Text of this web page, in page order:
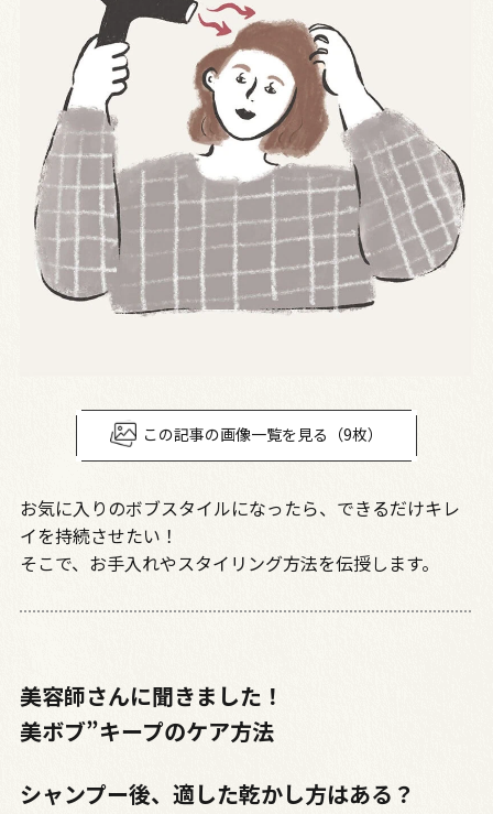
この記事の画像一覧を見る（9枚）
お気に入りのボブスタイルになったら、できるだけキレ
イを持続させたい！
そこで、お手入れやスタイリング方法を伝授します。
美容師さんに聞きました！
美ボブ”キープのケア方法
シャンプー後、適した乾かし方はある？